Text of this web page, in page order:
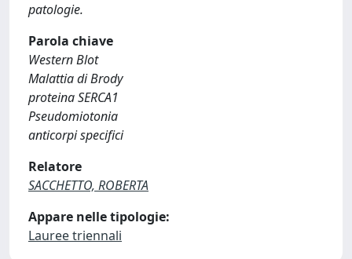
patologie.
Parola chiave
Western Blot
Malattia di Brody
proteina SERCA1
Pseudomiotonia
anticorpi specifici
Relatore
SACCHETTO, ROBERTA
Appare nelle tipologie:
Lauree triennali